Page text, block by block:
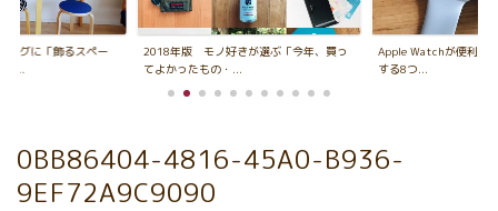
ングに「飾るスペー
2018年版 モノ好きが選ぶ「今年、買っ
てよかったもの・...
Apple Watchが便利す
する8つ...
0BB86404-4816-45A0-B936-
9EF72A9C9090